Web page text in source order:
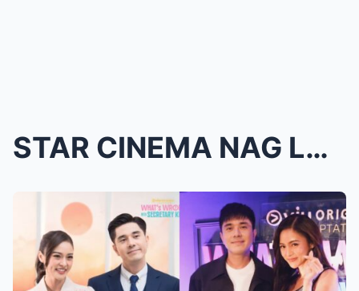
STAR CINEMA NAG LABAS NA NG OFFICIAL STATEMENT BAK...